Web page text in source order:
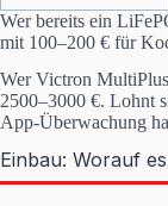
Wer bereits ein
mit 100–200 € für
Wer Victron
2500–3000 €. Lohnt
App-Überwachung
Einbau: Worauf